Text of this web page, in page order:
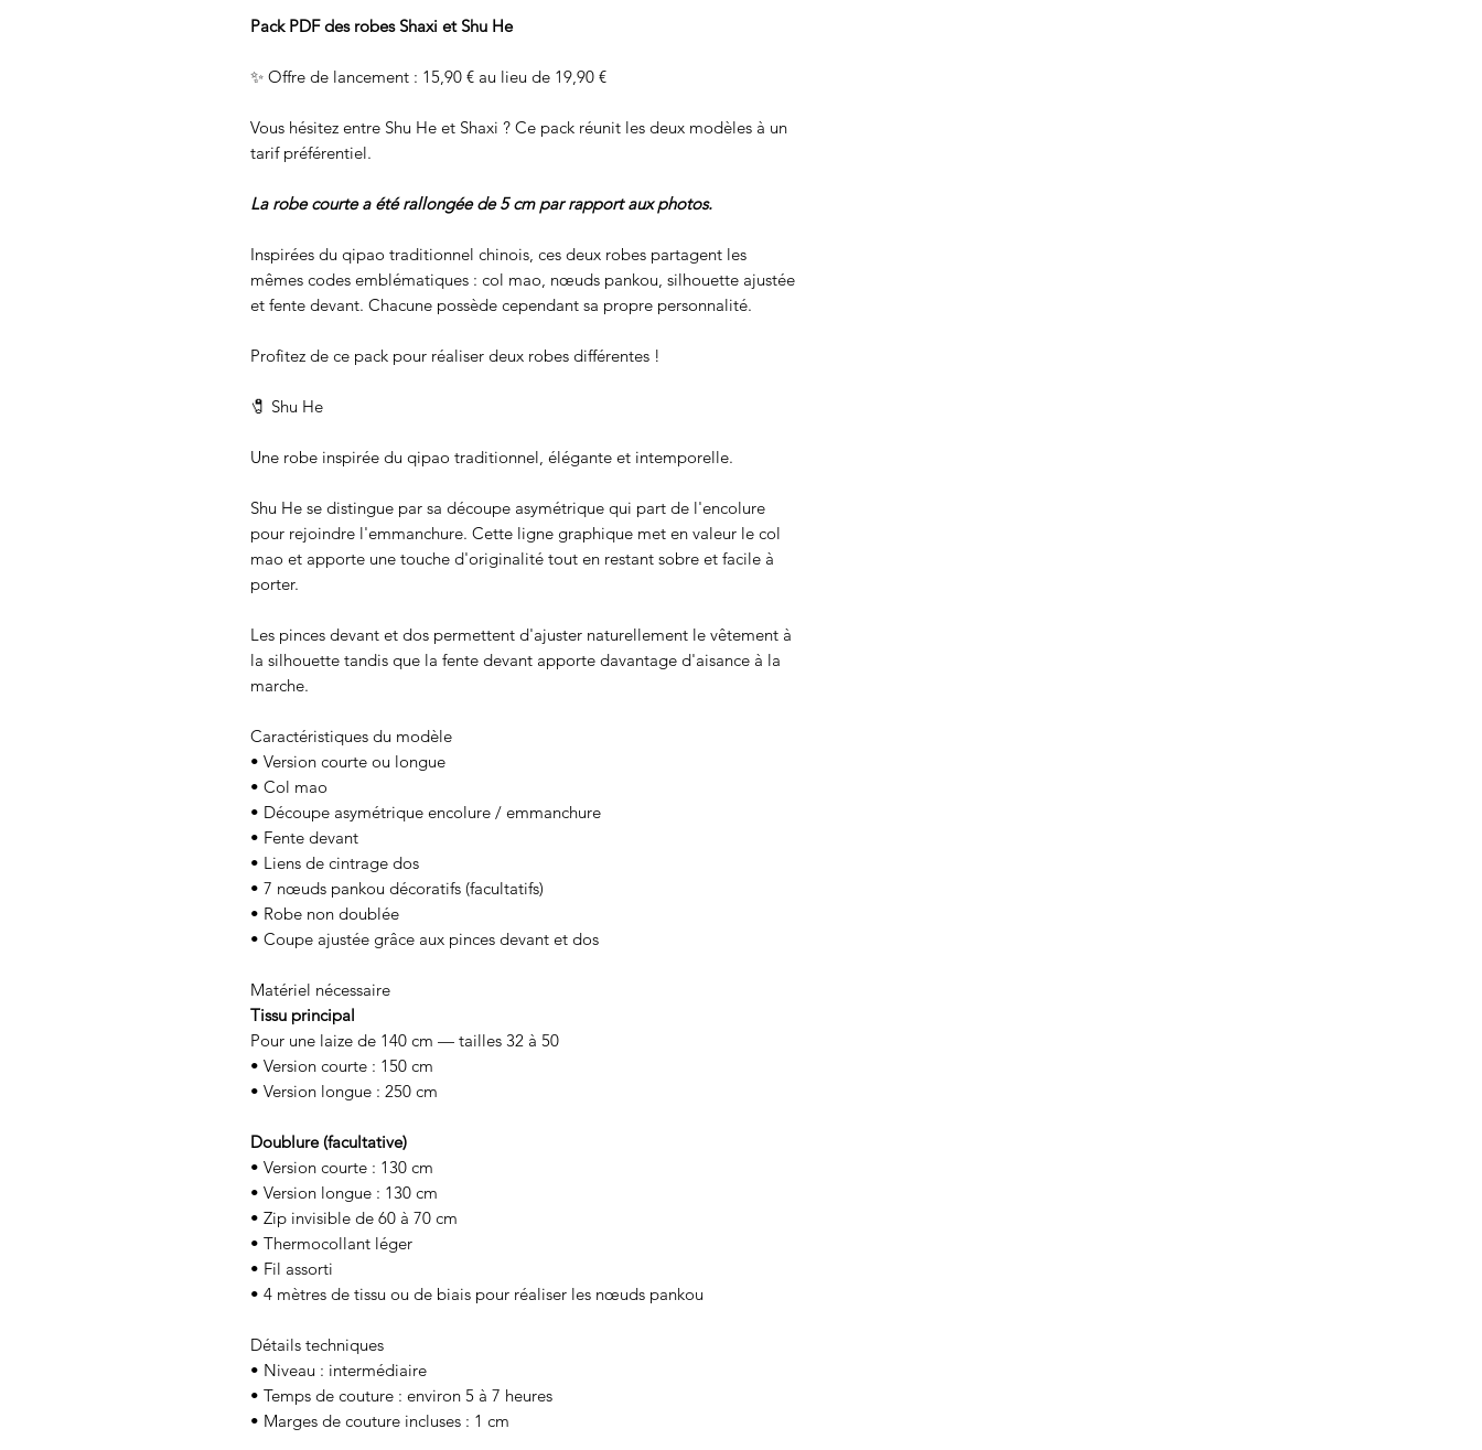
Pack PDF des robes Shaxi et Shu He
✨ Offre de lancement : 15,90 € au lieu de 19,90 €
Vous hésitez entre Shu He et Shaxi ? Ce pack réunit les deux modèles à un
tarif préférentiel.
La robe courte a été rallongée de 5 cm par rapport aux photos.
Inspirées du qipao traditionnel chinois, ces deux robes partagent les
mêmes codes emblématiques : col mao, nœuds pankou, silhouette ajustée
et fente devant. Chacune possède cependant sa propre personnalité.
Profitez de ce pack pour réaliser deux robes différentes !
🧷 Shu He
Une robe inspirée du qipao traditionnel, élégante et intemporelle.
Shu He se distingue par sa découpe asymétrique qui part de l'encolure
pour rejoindre l'emmanchure. Cette ligne graphique met en valeur le col
mao et apporte une touche d'originalité tout en restant sobre et facile à
porter.
Les pinces devant et dos permettent d'ajuster naturellement le vêtement à
la silhouette tandis que la fente devant apporte davantage d'aisance à la
marche.
Caractéristiques du modèle
• Version courte ou longue
• Col mao
• Découpe asymétrique encolure / emmanchure
• Fente devant
• Liens de cintrage dos
• 7 nœuds pankou décoratifs (facultatifs)
• Robe non doublée
• Coupe ajustée grâce aux pinces devant et dos
Matériel nécessaire
Tissu principal
Pour une laize de 140 cm — tailles 32 à 50
• Version courte : 150 cm
• Version longue : 250 cm
Doublure (facultative)
• Version courte : 130 cm
• Version longue : 130 cm
• Zip invisible de 60 à 70 cm
• Thermocollant léger
• Fil assorti
• 4 mètres de tissu ou de biais pour réaliser les nœuds pankou
Détails techniques
• Niveau : intermédiaire
• Temps de couture : environ 5 à 7 heures
• Marges de couture incluses : 1 cm